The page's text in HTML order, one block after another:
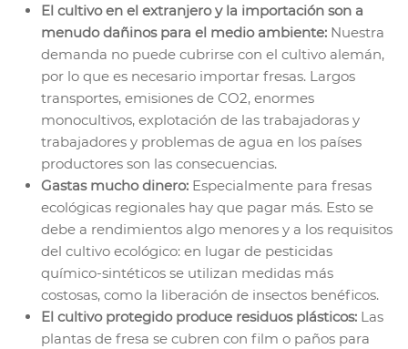
El cultivo en el extranjero y la importación son a
menudo dañinos para el medio ambiente: Nuestra
demanda no puede cubrirse con el cultivo alemán,
por lo que es necesario importar fresas. Largos
transportes, emisiones de CO2, enormes
monocultivos, explotación de las trabajadoras y
trabajadores y problemas de agua en los países
productores son las consecuencias.
Gastas mucho dinero: Especialmente para fresas
ecológicas regionales hay que pagar más. Esto se
debe a rendimientos algo menores y a los requisitos
del cultivo ecológico: en lugar de pesticidas
químico-sintéticos se utilizan medidas más
costosas, como la liberación de insectos benéficos.
El cultivo protegido produce residuos plásticos: Las
plantas de fresa se cubren con film o paños para